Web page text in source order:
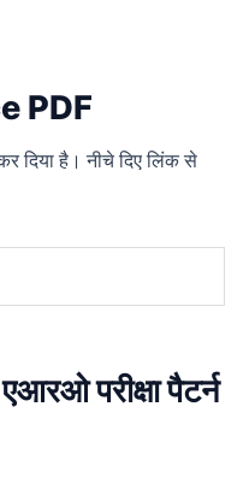
PDF
दिया है। नीचे दिए लिंक से
परीक्षा पैटर्न